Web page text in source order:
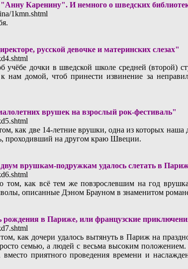
Каренину". И немного о шведских
1kmn.shtml
русской девочке и материнских слезах"
учёбе дочки в шведской школе средней (второй)
нам домой, чтоб принести извинение за
врушек на взрослый рок-фестиваль"
как две 14-летние врушки, одна из которых наша
проходивший на другом краю Швеции.
врушкам-подружкам удалось слетать в
том, как всё тем же повзрослевшим на год
описанные Дэном Брауном в знаменитом
в Париже, или французские
как дочери удалось вытянуть в Париж на
семью, а людей с весьма высоким
вместо приятного проведения времени и